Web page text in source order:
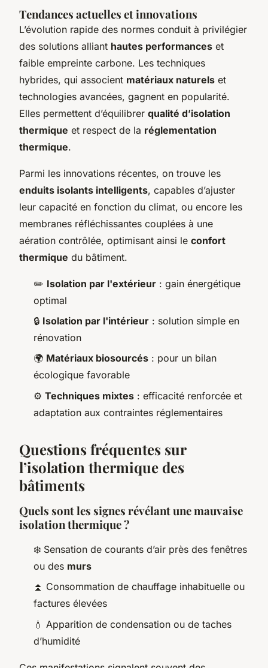
Tendances actuelles et innovations
L’évolution rapide des normes conduit à privilégier
des solutions alliant hautes performances et
faible empreinte carbone. Les techniques
hybrides, qui associent matériaux naturels et
technologies avancées, gagnent en popularité.
Elles permettent d’équilibrer qualité d’isolation
thermique et respect de la réglementation
thermique.
Parmi les innovations récentes, on trouve les
enduits isolants intelligents, capables d’ajuster
leur capacité en fonction du climat, ou encore les
membranes réfléchissantes couplées à une
aération contrôlée, optimisant ainsi le confort
thermique du bâtiment.
✏️ Isolation par l'extérieur : gain énergétique
optimal
🔒 Isolation par l'intérieur : solution simple en
rénovation
🌍 Matériaux biosourcés : pour un bilan
écologique favorable
⚙️ Techniques mixtes : efficacité renforcée et
adaptation aux contraintes réglementaires
Questions fréquentes sur
l’isolation thermique des
bâtiments
Quels sont les signes révélant une mauvaise
isolation thermique ?
❄️ Sensation de courants d’air près des fenêtres
ou des murs
⏫ Consommation de chauffage inhabituelle ou
factures élevées
💧 Apparition de condensation ou de taches
d’humidité